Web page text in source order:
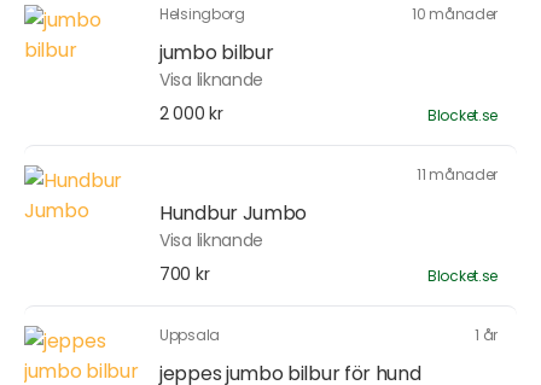
Helsingborg 10 månader
jumbo bilbur
Visa liknande
2 000 kr
Blocket.se
11 månader
Hundbur Jumbo
Visa liknande
700 kr
Blocket.se
Uppsala 1 år
jeppes jumbo bilbur för hund